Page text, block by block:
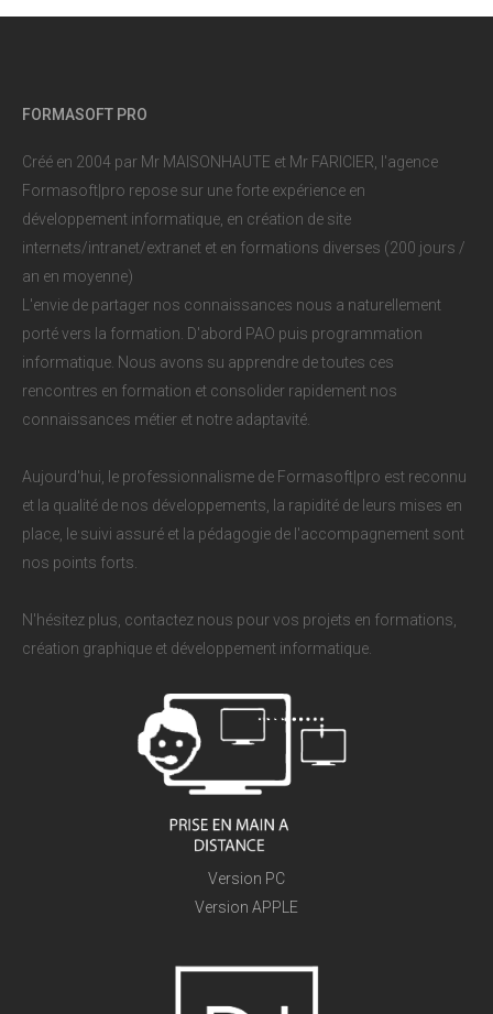
FORMASOFT PRO
Créé en 2004 par Mr MAISONHAUTE et Mr FARICIER, l'agence
Formasoft|pro repose sur une forte expérience en
développement informatique, en création de site
internets/intranet/extranet et en formations diverses (200 jours /
an en moyenne)
L'envie de partager nos connaissances nous a naturellement
porté vers la formation. D'abord PAO puis programmation
informatique. Nous avons su apprendre de toutes ces
rencontres en formation et consolider rapidement nos
connaissances métier et notre adaptavité.
Aujourd'hui, le professionnalisme de Formasoft|pro est reconnu
et la qualité de nos développements, la rapidité de leurs mises en
place, le suivi assuré et la pédagogie de l'accompagnement sont
nos points forts.
N'hésitez plus, contactez nous pour vos projets en formations,
création graphique et développement informatique.
Version PC
Version APPLE